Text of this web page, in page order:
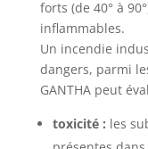
forts (de 40° à
inflammables.
Un incendie
dangers, parmi
GANTHA peut
toxicité : les